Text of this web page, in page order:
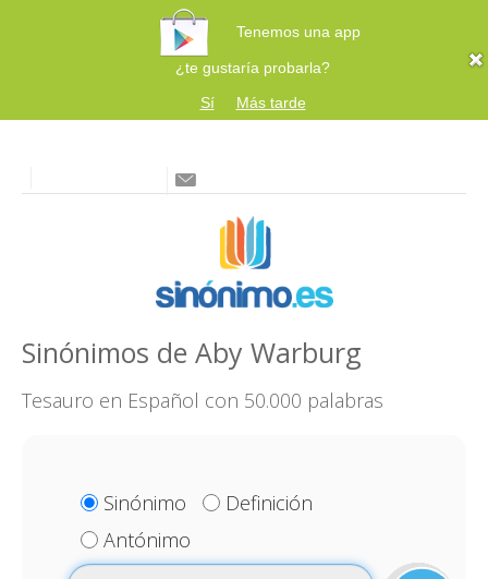
Tenemos una app
¿te gustaría probarla?
Sí
Más tarde
Sinónimos de Aby Warburg
Tesauro en Español con 50.000 palabras
Sinónimo
Definición
Antónimo